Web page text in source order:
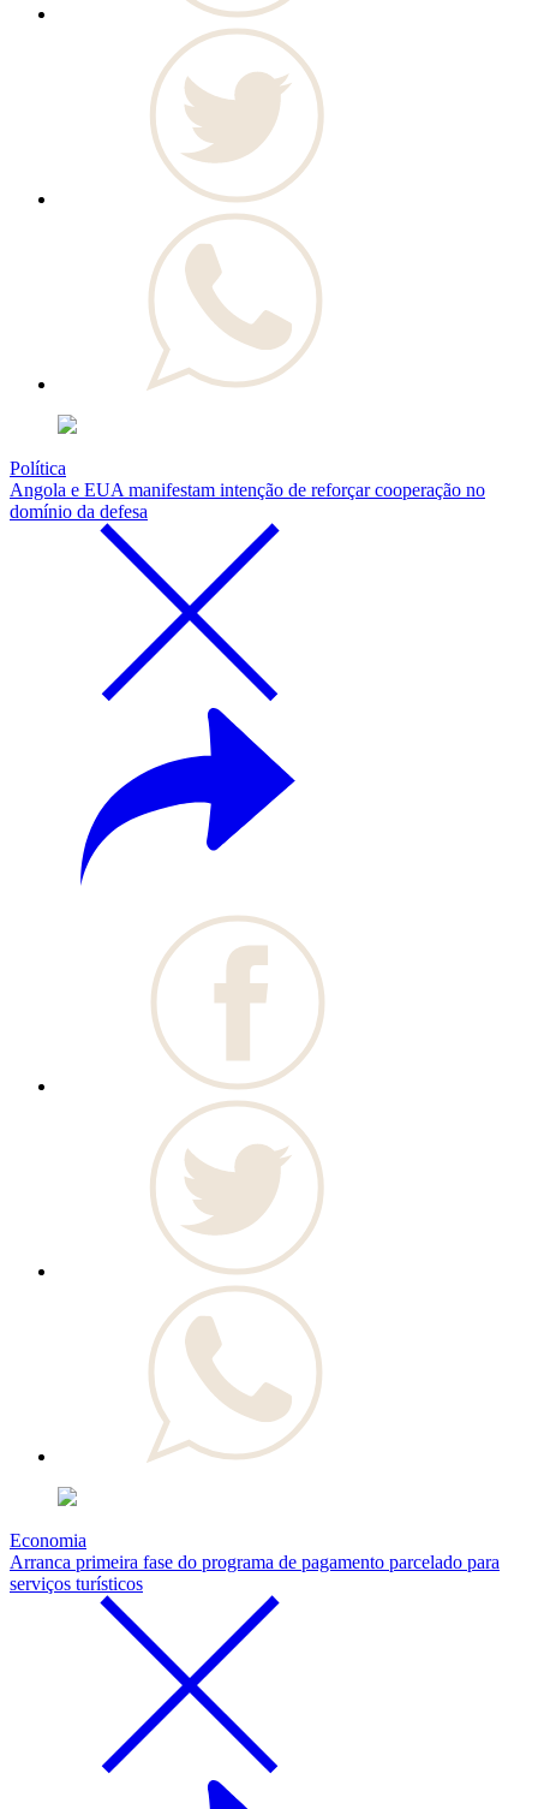
Política
Angola e EUA manifestam intenção de reforçar cooperação no
domínio da defesa
Economia
Arranca primeira fase do programa de pagamento parcelado para
serviços turísticos